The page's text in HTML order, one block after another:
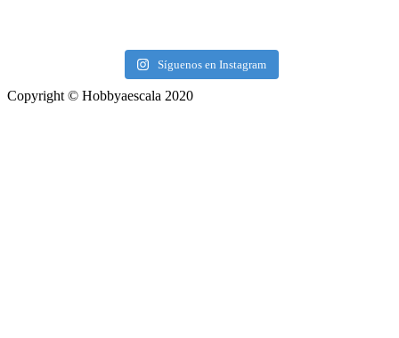
Síguenos en Instagram
Copyright © Hobbyaescala 2020